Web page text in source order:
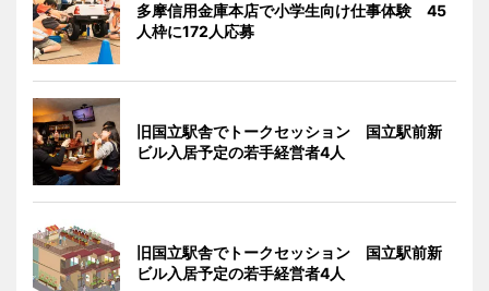
多摩信用金庫本店で小学生向け仕事体験 45
人枠に172人応募
旧国立駅舎でトークセッション 国立駅前新
ビル入居予定の若手経営者4人
旧国立駅舎でトークセッション 国立駅前新
ビル入居予定の若手経営者4人